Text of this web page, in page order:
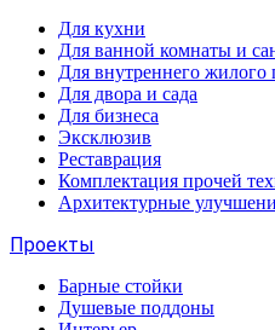
Для кухни
Для ванной комнаты и
Для внутреннего жилого
Для двора и сада
Для бизнеса
Эксклюзив
Реставрация
Комплектация прочей
Архитектурные
Проекты
Барные стойки
Душевые поддоны